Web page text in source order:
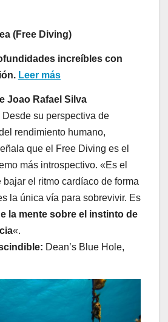
(Free Diving)
increíbles con
Leer más
Joao Rafael Silva
Desde su perspectiva de
rendimiento humano,
que el Free Diving es el
más introspectivo. «Es el
bajar el ritmo cardíaco de forma
la única vía para sobrevivir. Es
la mente sobre el instinto de
«.
Dean’s Blue Hole,